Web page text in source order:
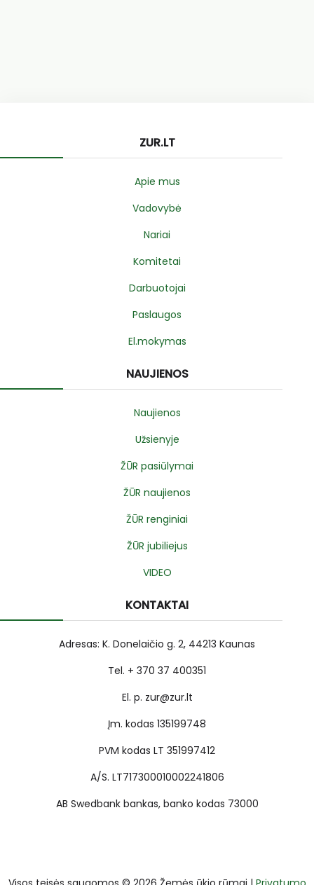
ZUR.LT
Apie mus
Vadovybė
Nariai
Komitetai
Darbuotojai
Paslaugos
El.mokymas
NAUJIENOS
Naujienos
Užsienyje
ŽŪR pasiūlymai
ŽŪR naujienos
ŽŪR renginiai
ŽŪR jubiliejus
VIDEO
KONTAKTAI
Adresas: K. Donelaičio g. 2, 44213 Kaunas
Tel. + 370 37 400351
El. p. zur@zur.lt
Įm. kodas 135199748
PVM kodas LT 351997412
A/S. LT717300010002241806
AB Swedbank bankas, banko kodas 73000